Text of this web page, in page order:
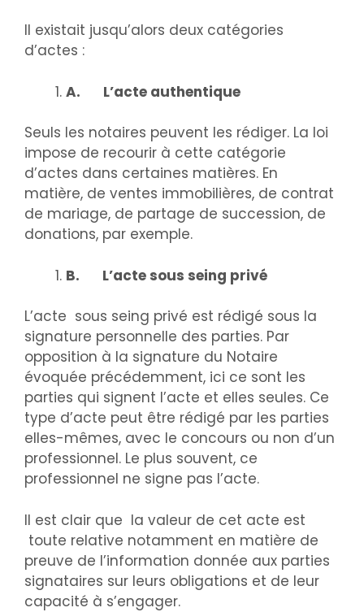
Il existait jusqu’alors deux catégories
d’actes :
A. L’acte authentique
Seuls les notaires peuvent les rédiger. La loi
impose de recourir à cette catégorie
d’actes dans certaines matières. En
matière, de ventes immobilières, de contrat
de mariage, de partage de succession, de
donations, par exemple.
B. L’acte sous seing privé
L’acte sous seing privé est rédigé sous la
signature personnelle des parties. Par
opposition à la signature du Notaire
évoquée précédemment, ici ce sont les
parties qui signent l’acte et elles seules. Ce
type d’acte peut être rédigé par les parties
elles-mêmes, avec le concours ou non d’un
professionnel. Le plus souvent, ce
professionnel ne signe pas l’acte.
Il est clair que la valeur de cet acte est
toute relative notamment en matière de
preuve de l’information donnée aux parties
signataires sur leurs obligations et de leur
capacité à s’engager.